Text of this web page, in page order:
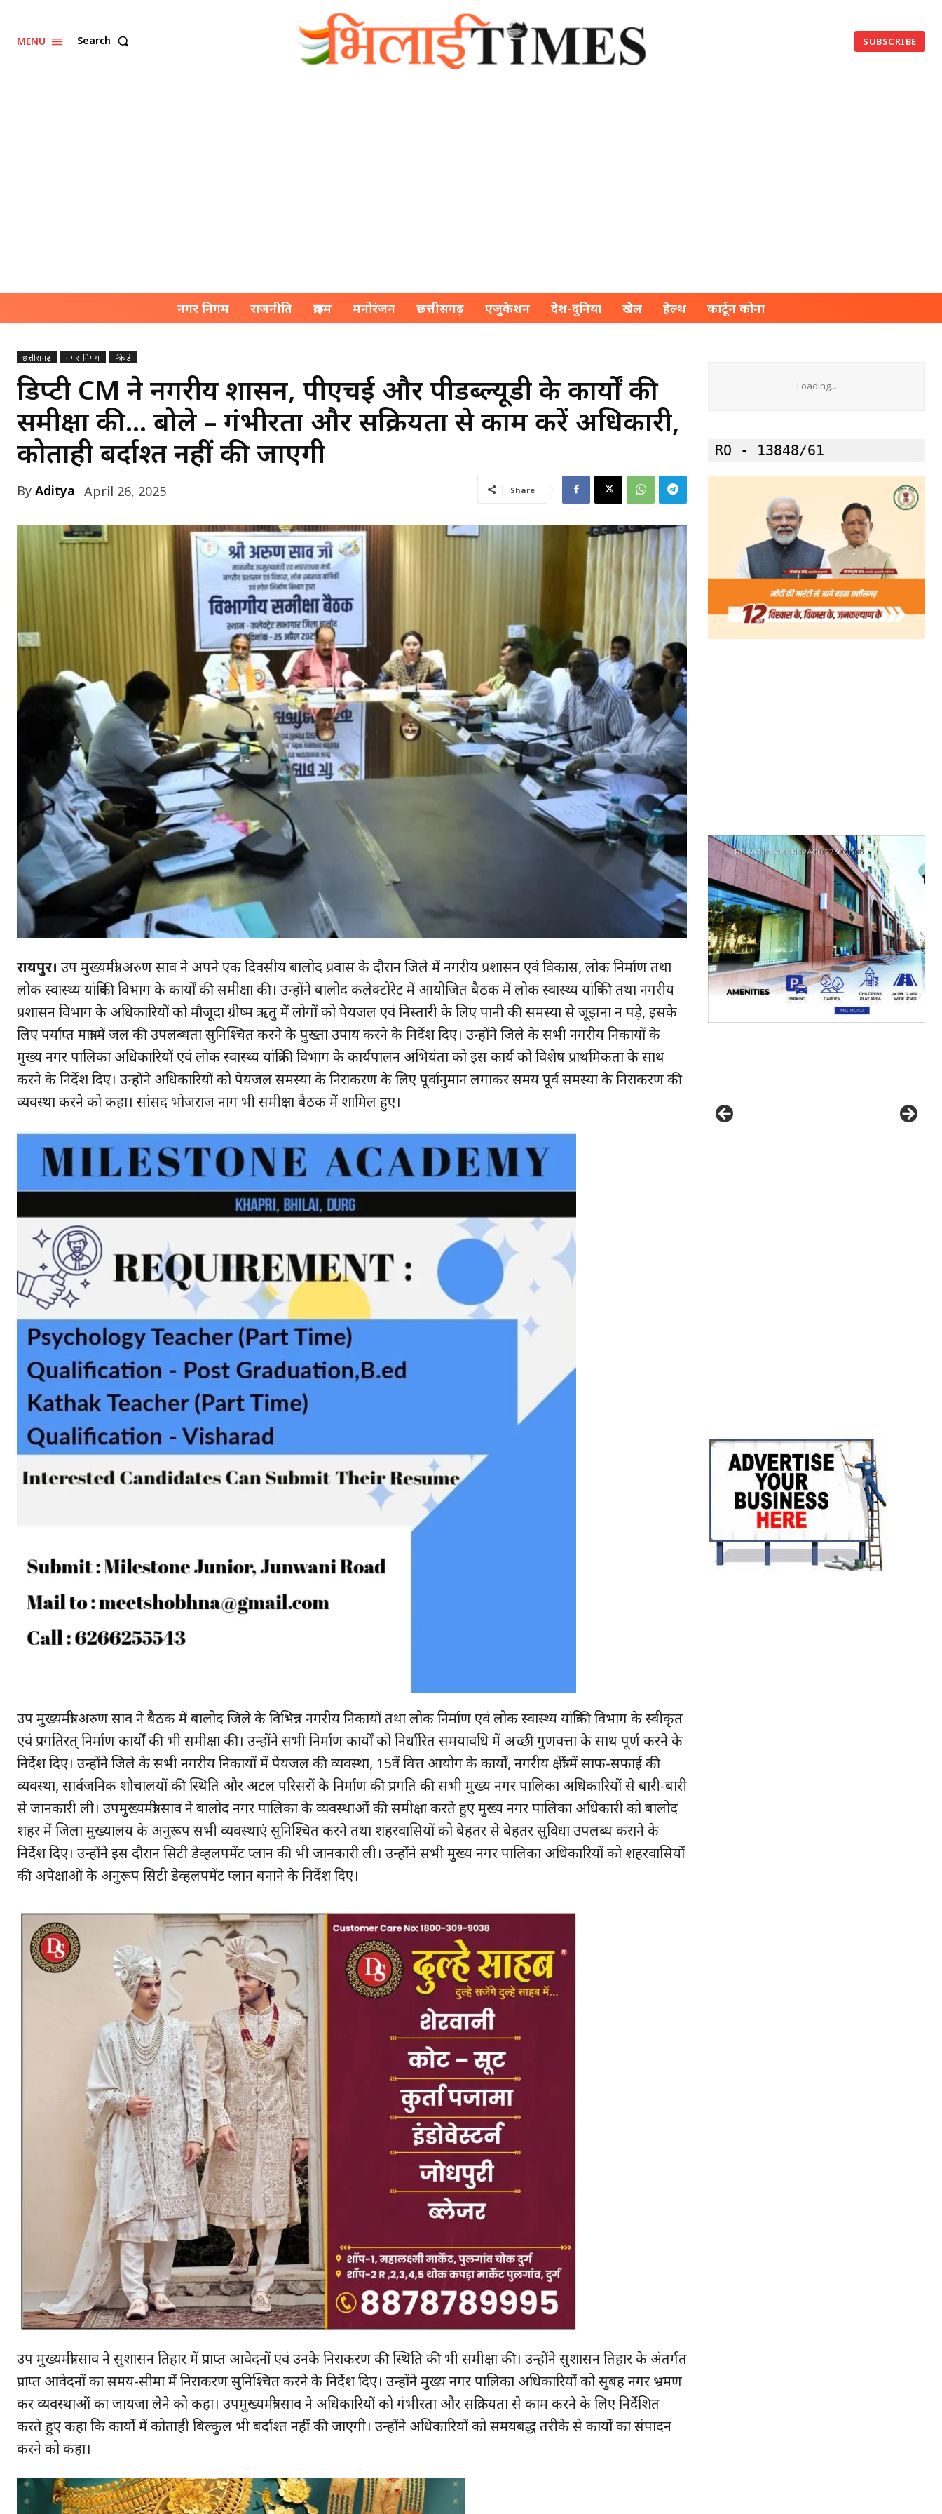
हमसे जुड़े
MENU Search SUBSCRIBE
नगर निगम राजनीति क्राइम मनोरंजन छत्तीसगढ़ एजुकेशन देश-दुनिया खेल हेल्थ कार्टून कोना
छत्तीसगढ़ नगर निगम फीचर्ड
डिप्टी CM ने नगरीय प्रशासन, पीएचई और पीडब्ल्यूडी के कार्यों की
समीक्षा की… बोले – गंभीरता और सक्रियता से काम करें अधिकारी,
कोताही बर्दाश्त नहीं की जाएगी
By Aditya April 26, 2025 Share
रायपुर। उप मुख्यमंत्री अरुण साव ने अपने एक दिवसीय बालोद प्रवास के दौरान जिले में नगरीय प्रशासन एवं विकास, लोक निर्माण तथा
लोक स्वास्थ्य यांत्रिकी विभाग के कार्यों की समीक्षा की। उन्होंने बालोद कलेक्टोरेट में आयोजित बैठक में लोक स्वास्थ्य यांत्रिकी तथा नगरीय
प्रशासन विभाग के अधिकारियों को मौजूदा ग्रीष्म ऋतु में लोगों को पेयजल एवं निस्तारी के लिए पानी की समस्या से जूझना न पडे़, इसके
लिए पर्याप्त मात्रा में जल की उपलब्धता सुनिश्चित करने के पुख्ता उपाय करने के निर्देश दिए। उन्होंने जिले के सभी नगरीय निकायों के
मुख्य नगर पालिका अधिकारियों एवं लोक स्वास्थ्य यांत्रिकी विभाग के कार्यपालन अभियंता को इस कार्य को विशेष प्राथमिकता के साथ
करने के निर्देश दिए। उन्होंने अधिकारियों को पेयजल समस्या के निराकरण के लिए पूर्वानुमान लगाकर समय पूर्व समस्या के निराकरण की
व्यवस्था करने को कहा। सांसद भोजराज नाग भी समीक्षा बैठक में शामिल हुए।
उप मुख्यमंत्री अरुण साव ने बैठक में बालोद जिले के विभिन्न नगरीय निकायों तथा लोक निर्माण एवं लोक स्वास्थ्य यांत्रिकी विभाग के स्वीकृत
एवं प्रगतिरत् निर्माण कार्यों की भी समीक्षा की। उन्होंने सभी निर्माण कार्यों को निर्धारित समयावधि में अच्छी गुणवत्ता के साथ पूर्ण करने के
निर्देश दिए। उन्होंने जिले के सभी नगरीय निकायों में पेयजल की व्यवस्था, 15वें वित्त आयोग के कार्यों, नगरीय क्षेत्रों में साफ-सफाई की
व्यवस्था, सार्वजनिक शौचालयों की स्थिति और अटल परिसरों के निर्माण की प्रगति की सभी मुख्य नगर पालिका अधिकारियों से बारी-बारी
से जानकारी ली। उपमुख्यमंत्री साव ने बालोद नगर पालिका के व्यवस्थाओं की समीक्षा करते हुए मुख्य नगर पालिका अधिकारी को बालोद
शहर में जिला मुख्यालय के अनुरूप सभी व्यवस्थाएं सुनिश्चित करने तथा शहरवासियों को बेहतर से बेहतर सुविधा उपलब्ध कराने के
निर्देश दिए। उन्होंने इस दौरान सिटी डेव्हलपमेंट प्लान की भी जानकारी ली। उन्होंने सभी मुख्य नगर पालिका अधिकारियों को शहरवासियों
की अपेक्षाओं के अनुरूप सिटी डेव्हलपमेंट प्लान बनाने के निर्देश दिए।
उप मुख्यमंत्री साव ने सुशासन तिहार में प्राप्त आवेदनों एवं उनके निराकरण की स्थिति की भी समीक्षा की। उन्होंने सुशासन तिहार के अंतर्गत
प्राप्त आवेदनों का समय-सीमा में निराकरण सुनिश्चित करने के निर्देश दिए। उन्होंने मुख्य नगर पालिका अधिकारियों को सुबह नगर भ्रमण
कर व्यवस्थाओं का जायजा लेने को कहा। उपमुख्यमंत्री साव ने अधिकारियों को गंभीरता और सक्रियता से काम करने के लिए निर्देशित
करते हुए कहा कि कार्यों में कोताही बिल्कुल भी बर्दाश्त नहीं की जाएगी। उन्होंने अधिकारियों को समयबद्ध तरीके से कार्यों का संपादन
करने को कहा।
Loading...
RO - 13848/61